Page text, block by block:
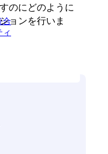
合
のにどのように
ョンを行いま